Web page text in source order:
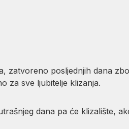
zatvoreno posljednjih dana
za sve ljubitelje klizanja.
dana pa će klizalište,